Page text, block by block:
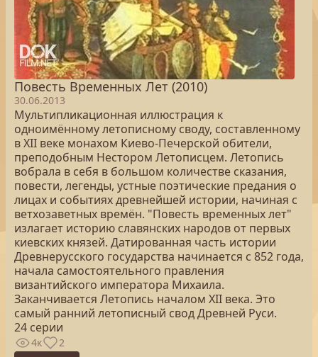
Повесть Временных Лет (2010)
30.06.2013
Мультипликационная иллюстрация к
одноимённому летописному своду, составленному
в XII веке монахом Киево-Печерской обители,
преподобным Нестором Летописцем. Летопись
вобрала в себя в большом количестве сказания,
повести, легенды, устные поэтические предания о
лицах и событиях древнейшей истории, начиная с
ветхозаветных времён. "Повесть временных лет"
излагает историю славянских народов от первых
киевских князей. Датированная часть истории
Древнерусского государства начинается с 852 года,
начала самостоятельного правления
византийского императора Михаила.
Заканчивается Летопись началом XII века. Это
самый ранний летописный свод Древней Руси.
24 серии
4к 2